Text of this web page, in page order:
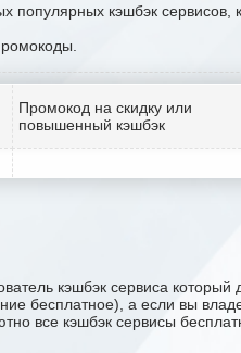
популярных кэшбэк сервисов,
Промокод на скидку или
повышенный кэшбэк
кэшбэк сервиса который
бесплатное), а если вы
все кэшбэк сервисы